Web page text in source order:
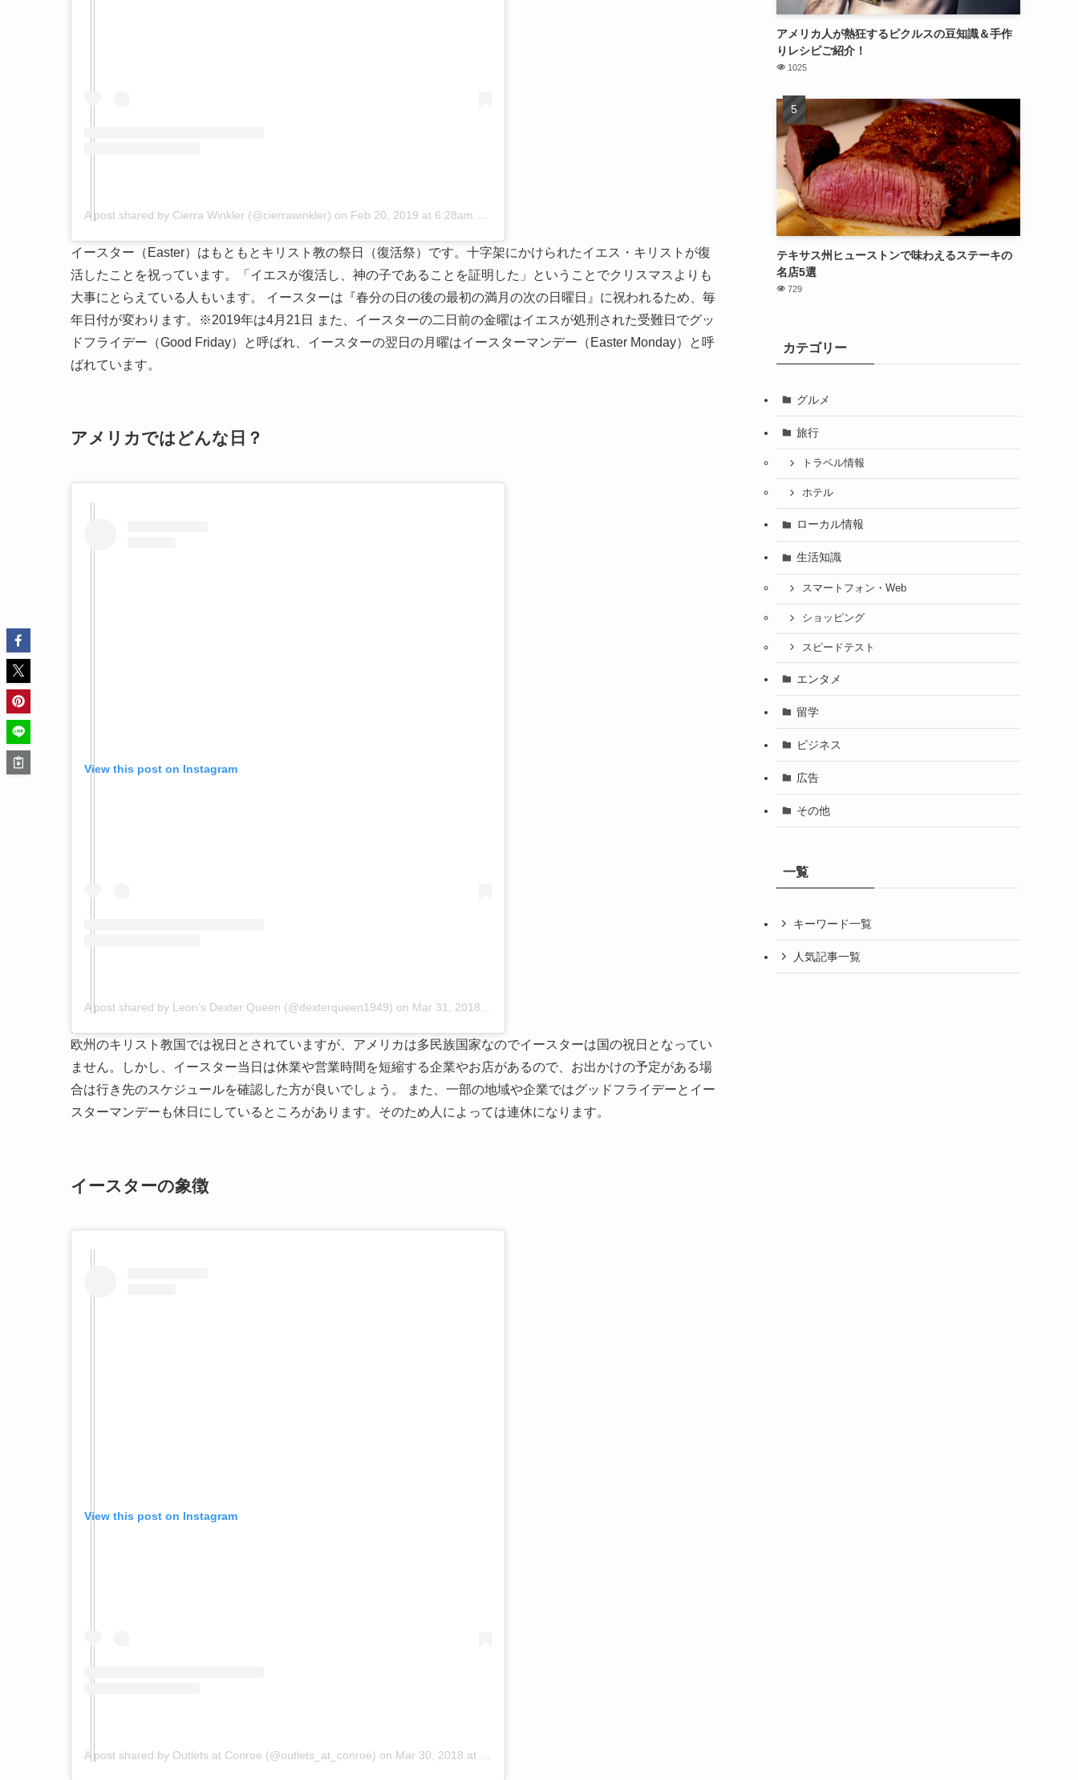
A post shared by Cierra Winkler (@cierrawinkler) on Feb 20, 2019 at 6:28am PST
イースター（Easter）はもともとキリスト教の祭日（復活祭）です。十字架にかけられたイエス・キリストが復
活したことを祝っています。「イエスが復活し、神の子であることを証明した」ということでクリスマスよりも
大事にとらえている人もいます。 イースターは『春分の日の後の最初の満月の次の日曜日』に祝われるため、毎
年日付が変わります。※2019年は4月21日 また、イースターの二日前の金曜はイエスが処刑された受難日でグッ
ドフライデー（Good Friday）と呼ばれ、イースターの翌日の月曜はイースターマンデー（Easter Monday）と呼
ばれています。
アメリカではどんな日？
View this post on Instagram
A post shared by Leon’s Dexter Queen (@dexterqueen1949) on Mar 31, 2018 at 5:13pm PDT
欧州のキリスト教国では祝日とされていますが、アメリカは多民族国家なのでイースターは国の祝日となってい
ません。しかし、イースター当日は休業や営業時間を短縮する企業やお店があるので、お出かけの予定がある場
合は行き先のスケジュールを確認した方が良いでしょう。 また、一部の地域や企業ではグッドフライデーとイー
スターマンデーも休日にしているところがあります。そのため人によっては連休になります。
イースターの象徴
View this post on Instagram
A post shared by Outlets at Conroe (@outlets_at_conroe) on Mar 30, 2018 at 2:37pm PDT
アメリカ人が熱狂するピクルスの豆知識＆手作
りレシピご紹介！
1025
テキサス州ヒューストンで味わえるステーキの
名店5選
729
カテゴリー
グルメ
旅行
トラベル情報
ホテル
ローカル情報
生活知識
スマートフォン・Web
ショッピング
スピードテスト
エンタメ
留学
ビジネス
広告
その他
一覧
キーワード一覧
人気記事一覧